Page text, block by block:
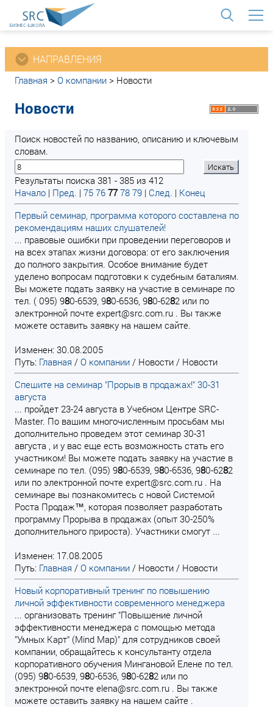
НАПРАВЛЕНИЯ
Главная > О компании > Новости
Новости
Поиск новостей по названию, описанию и ключевым
словам.
Результаты поиска 381 - 385 из 412
Начало | Пред. | 75 76 77 78 79 | След. | Конец
Первый семинар, программа которого составлена по
рекомендациям наших слушателей!
... правовые ошибки при проведении переговоров и
на всех этапах жизни договора: от его заключения
до полного закрытия. Особое внимание будет
уделено вопросам подготовки к судебным баталиям.
Вы можете подать заявку на участие в семинаре по
тел. ( 095) 980-6539, 980-6536, 980-6282 или по
электронной почте expert@src.com.ru . Вы также
можете оставить заявку на нашем сайте.
Изменен: 30.08.2005
Путь: Главная / О компании / Новости / Новости
Спешите на семинар "Прорыв в продажах!" 30-31
августа
... пройдет 23-24 августа в Учебном Центре SRC-
Master. По вашим многочисленным просьбам мы
дополнительно проведем этот семинар 30-31
августа , и у вас еще есть возможность стать его
участником! Вы можете подать заявку на участие в
семинаре по тел. (095) 980-6539, 980-6536, 980-6282
или по электронной почте expert@src.com.ru . На
семинаре вы познакомитесь с новой Системой
Роста Продаж™, которая позволяет разработать
программу Прорыва в продажах (опыт 30-250%
дополнительного прироста). Участники смогут ...
Изменен: 17.08.2005
Путь: Главная / О компании / Новости / Новости
Новый корпоративный тренинг по повышению
личной эффективности современного менеджера
... организовать тренинг "Повышение личной
эффективности менеджера с помощью метода
"Умных Карт" (Mind Map)" для сотрудников своей
компании, обращайтесь к консультанту отдела
корпоративного обучения Мингановой Елене по тел.
(095) 980-6539, 980-6536, 980-6282 или по
электронной почте elena@src.com.ru . Вы также
можете оставить заявку на нашем сайте .